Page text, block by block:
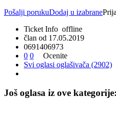
Pošalji porukuDodaj u izabrane
Ticket Info offline
član od 17.05.2019
0691406973
0 0
Ocenite
Svi oglasi oglašivača (2902)
Još oglasa iz ove kategorije: